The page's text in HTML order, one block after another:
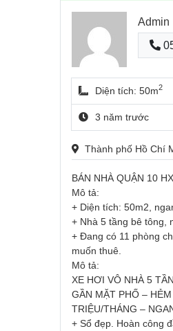
Admin
Diện tích: 50m2
3 năm trước
Thành phố Hồ Chí
BÁN NHÀ QUẬN 10
Mô tả:
+ Diện tích: 50m2,
+ Nhà 5 tầng bê tông,
+ Đang có 11 phòng
muốn thuê.
Mô tả:
XE HƠI VÔ NHÀ 5
GẦN MẶT PHỐ –
TRIỆU/THÁNG –
+ Sổ đẹp. Hoàn công